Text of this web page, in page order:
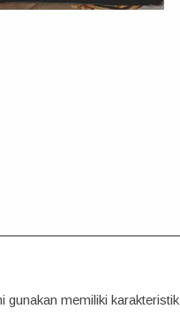
gunakan memiliki karakteristik